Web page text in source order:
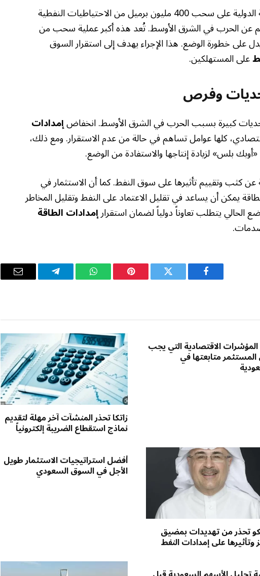
استجابةً لهذه الأزمة، وافقت وكالة الطاقة الدولية على سحب 400 مليون برميل من الاحتياطيات النفطية
عن الحرب في الشرق الأوسط. تُعد هذه أكبر عملية سحب من
يدل على خطورة الوضع. هذا الإجراء يهدف إلى استقرار السوق
على المستهلكين.
وفرص
كبيرة بسبب الحرب في الشرق الأوسط. انخفاضإمدادات
كلها عوامل تساهم في حالة من عدم الاستقرار. ومع ذلك،
بلس» لزيادة إنتاجها والاستفادة من الوضع.
كثب وتقييم تأثيرها على سوق النفط. كما أن الاستثمار في
يمكن أن يساعد في تقليل الاعتماد على النفط وتقليل المخاطر
الحالي يتطلب تعاوناً دولياً لضمان استقرارإمدادات الطاقة
فيسبوك تويتر بينتيريستواتساب تيلقرام
البريد
الاقتصادية التي يجب
متابعتها في
زاتكا تحذر المنشآت آخر مهلة لتقديم
نماذج استقطاع الضريبة إلكترونياً
تحذر من تهديدات بمضيق
وتأثيرها على إمدادات النفط
أفضل استراتيجيات الاستثمار طويل
الأجل في السوق السعودي